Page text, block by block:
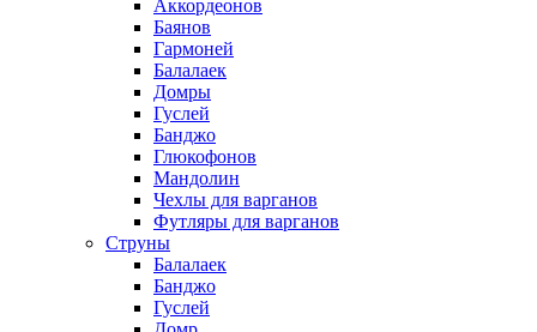
Аккордеонов
Баянов
Гармоней
Балалаек
Домры
Гуслей
Банджо
Глюкофонов
Мандолин
Чехлы для варганов
Футляры для варганов
Струны
Балалаек
Банджо
Гуслей